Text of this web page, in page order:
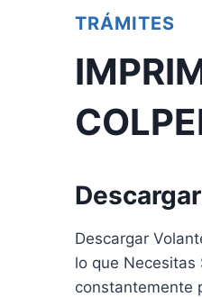
TRÁMITES
Descargar
lo que
constantemente